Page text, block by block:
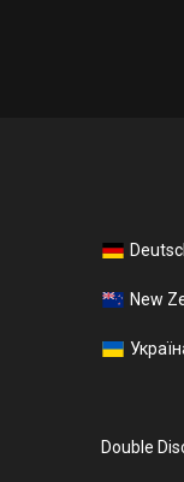
New
Double